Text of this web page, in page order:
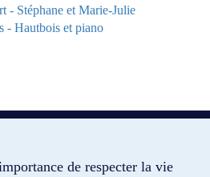
- Stéphane et Marie-Julie
- Hautbois et piano
de respecter la vie